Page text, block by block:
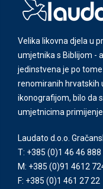
Velika likovna djela u
umjetnika s Biblijom -
jedinstvena je po
renomiranih hrvatskih
ikonografijom, bilo da
umjetnicima
Laudato d.o.o.
T: +385 (0)1 46 46 888
M: +385 (0)91 4612
F: +385 (0)1 461 27 22